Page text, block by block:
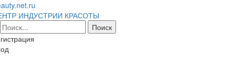
ИНДУСТРИИ КРАСОТЫ